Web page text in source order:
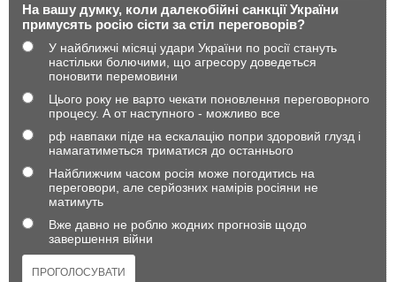
На вашу думку, коли далекобійні санкції України
примусять росію сісти за стіл переговорів?
У найближчі місяці удари України по росії стануть
настільки болючими, що агресору доведеться
поновити перемовини
Цього року не варто чекати поновлення переговорного
процесу. А от наступного - можливо все
рф навпаки піде на ескалацію попри здоровий глузд і
намагатиметься триматися до останнього
Найближчим часом росія може погодитись на
переговори, але серйозних намірів росіяни не
матимуть
Вже давно не роблю жодних прогнозів щодо
завершення війни